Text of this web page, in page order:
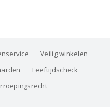
Veilig winkelen
Leeftijdscheck